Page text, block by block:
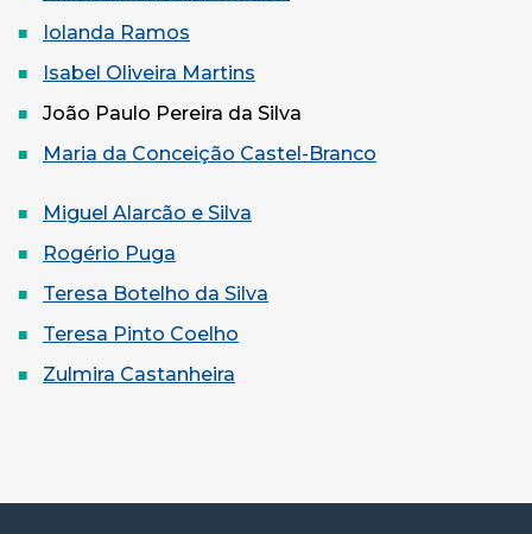
Iolanda Ramos
Isabel Oliveira Martins
João Paulo Pereira da Silva
Maria da Conceição Castel-Branco
Miguel Alarcão e Silva
Rogério Puga
Teresa Botelho da Silva
Teresa Pinto Coelho
Zulmira Castanheira